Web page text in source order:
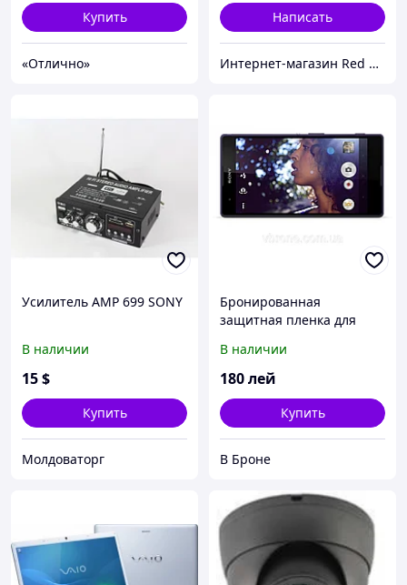
Купить
«Отлично»
Написать
Интернет-магазин Red Storm
Усилитель AMP 699 SONY
В наличии
15$
Купить
Молдоваторг
Бронированная
защитная пленка для
В наличии
180лей
Купить
В Броне